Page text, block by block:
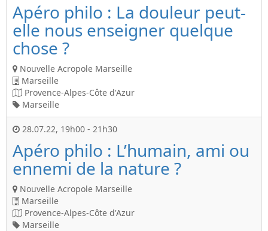
Apéro philo : La douleur peut-
elle nous enseigner quelque
chose ?
Nouvelle Acropole Marseille
Marseille
Provence-Alpes-Côte d'Azur
Marseille
28.07.22, 19h00 - 21h30
Apéro philo : L’humain, ami ou
ennemi de la nature ?
Nouvelle Acropole Marseille
Marseille
Provence-Alpes-Côte d'Azur
Marseille